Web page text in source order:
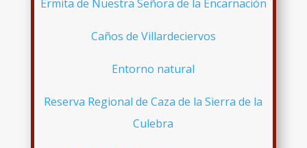
Ermita de Nuestra Señora de la Encarnación
Caños de Villardeciervos
Entorno natural
Reserva Regional de Caza de la Sierra de la
Culebra